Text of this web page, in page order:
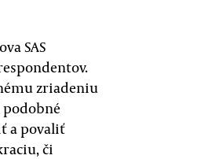
SAS
zriadeniu
a povaliť
či